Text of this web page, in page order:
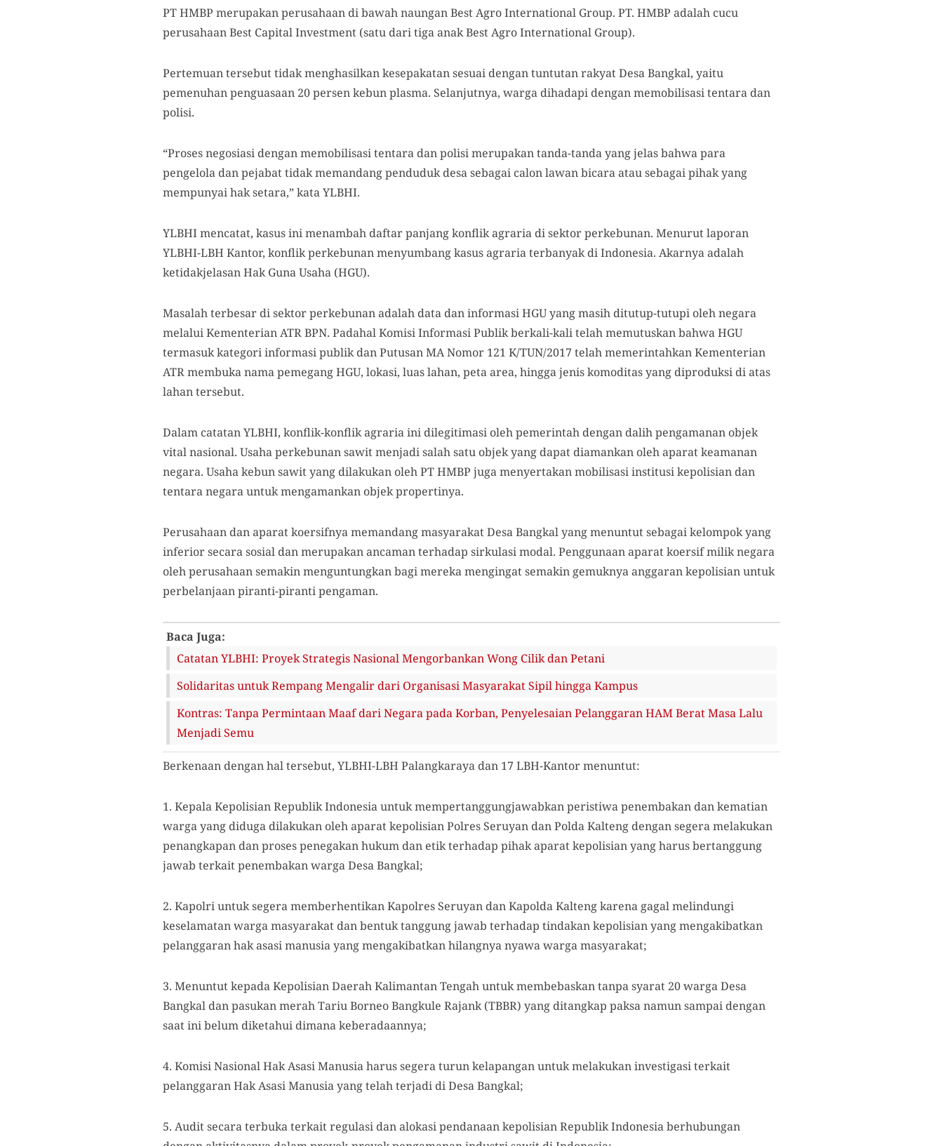
PT HMBP merupakan perusahaan di bawah naungan Best Agro International Group. PT. HMBP adalah cucu
perusahaan Best Capital Investment (satu dari tiga anak Best Agro International Group).
Pertemuan tersebut tidak menghasilkan kesepakatan sesuai dengan tuntutan rakyat Desa Bangkal, yaitu
pemenuhan penguasaan 20 persen kebun plasma. Selanjutnya, warga dihadapi dengan memobilisasi tentara dan
polisi.
“Proses negosiasi dengan memobilisasi tentara dan polisi merupakan tanda-tanda yang jelas bahwa para
pengelola dan pejabat tidak memandang penduduk desa sebagai calon lawan bicara atau sebagai pihak yang
mempunyai hak setara,” kata YLBHI.
YLBHI mencatat, kasus ini menambah daftar panjang konflik agraria di sektor perkebunan. Menurut laporan
YLBHI-LBH Kantor, konflik perkebunan menyumbang kasus agraria terbanyak di Indonesia. Akarnya adalah
ketidakjelasan Hak Guna Usaha (HGU).
Masalah terbesar di sektor perkebunan adalah data dan informasi HGU yang masih ditutup-tutupi oleh negara
melalui Kementerian ATR BPN. Padahal Komisi Informasi Publik berkali-kali telah memutuskan bahwa HGU
termasuk kategori informasi publik dan Putusan MA Nomor 121 K/TUN/2017 telah memerintahkan Kementerian
ATR membuka nama pemegang HGU, lokasi, luas lahan, peta area, hingga jenis komoditas yang diproduksi di atas
lahan tersebut.
Dalam catatan YLBHI, konflik-konflik agraria ini dilegitimasi oleh pemerintah dengan dalih pengamanan objek
vital nasional. Usaha perkebunan sawit menjadi salah satu objek yang dapat diamankan oleh aparat keamanan
negara. Usaha kebun sawit yang dilakukan oleh PT HMBP juga menyertakan mobilisasi institusi kepolisian dan
tentara negara untuk mengamankan objek propertinya.
Perusahaan dan aparat koersifnya memandang masyarakat Desa Bangkal yang menuntut sebagai kelompok yang
inferior secara sosial dan merupakan ancaman terhadap sirkulasi modal. Penggunaan aparat koersif milik negara
oleh perusahaan semakin menguntungkan bagi mereka mengingat semakin gemuknya anggaran kepolisian untuk
perbelanjaan piranti-piranti pengaman.
Baca Juga:
Catatan YLBHI: Proyek Strategis Nasional Mengorbankan Wong Cilik dan Petani
Solidaritas untuk Rempang Mengalir dari Organisasi Masyarakat Sipil hingga Kampus
Kontras: Tanpa Permintaan Maaf dari Negara pada Korban, Penyelesaian Pelanggaran HAM Berat Masa Lalu
Menjadi Semu
Berkenaan dengan hal tersebut, YLBHI-LBH Palangkaraya dan 17 LBH-Kantor menuntut:
1. Kepala Kepolisian Republik Indonesia untuk mempertanggungjawabkan peristiwa penembakan dan kematian
warga yang diduga dilakukan oleh aparat kepolisian Polres Seruyan dan Polda Kalteng dengan segera melakukan
penangkapan dan proses penegakan hukum dan etik terhadap pihak aparat kepolisian yang harus bertanggung
jawab terkait penembakan warga Desa Bangkal;
2. Kapolri untuk segera memberhentikan Kapolres Seruyan dan Kapolda Kalteng karena gagal melindungi
keselamatan warga masyarakat dan bentuk tanggung jawab terhadap tindakan kepolisian yang mengakibatkan
pelanggaran hak asasi manusia yang mengakibatkan hilangnya nyawa warga masyarakat;
3. Menuntut kepada Kepolisian Daerah Kalimantan Tengah untuk membebaskan tanpa syarat 20 warga Desa
Bangkal dan pasukan merah Tariu Borneo Bangkule Rajank (TBBR) yang ditangkap paksa namun sampai dengan
saat ini belum diketahui dimana keberadaannya;
4. Komisi Nasional Hak Asasi Manusia harus segera turun kelapangan untuk melakukan investigasi terkait
pelanggaran Hak Asasi Manusia yang telah terjadi di Desa Bangkal;
5. Audit secara terbuka terkait regulasi dan alokasi pendanaan kepolisian Republik Indonesia berhubungan